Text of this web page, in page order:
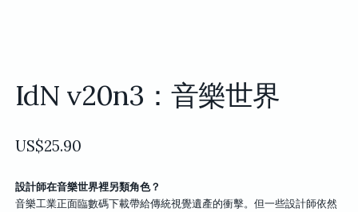
IdN v20n3：音樂世界
US$25.90
設計師在音樂世界裡另類角色？
音樂工業正面臨數碼下載帶給傳統視覺遺產的衝擊。但一些設計師依然